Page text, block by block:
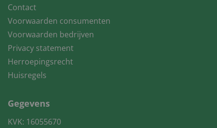
Contact
Voorwaarden consumenten
Voorwaarden bedrijven
Privacy statement
Herroepingsrecht
Huisregels
Gegevens
KVK: 16055670